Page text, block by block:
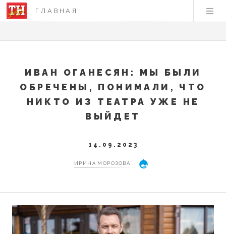
ГЛАВНАЯ
ИВАН ОГАНЕСЯН: МЫ БЫЛИ
ОБРЕЧЕНЫ, ПОНИМАЛИ, ЧТО
НИКТО ИЗ ТЕАТРА УЖЕ НЕ
ВЫЙДЕТ
14.09.2023
ИРИНА МОРОЗОВА